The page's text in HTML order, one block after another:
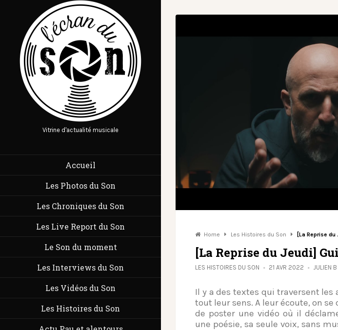
Vitrine d'actualité musicale
Accueil
Les Photos du Son
Les Chroniques du Son
Les Live Report du Son
Le Son du moment
Les Interviews du Son
Les Vidéos du Son
Les Histoires du Son
Home Les Histoires du Son [La Reprise du
[La Reprise du Jeudi]
LES HISTOIRES DU SON 21 AVR 2022 JULIEN B
Il y a des textes qui traversent les
tout leur sens. A leur écoute, on se
de poster une vidéo où il
une poésie, sa seule voix, sans